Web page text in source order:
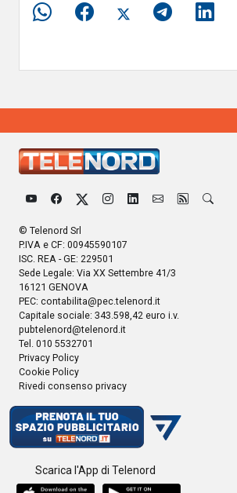
© Telenord Srl
P.IVA e CF: 00945590107
ISC. REA - GE: 229501
Sede Legale: Via XX Settembre 41/3
16121 GENOVA
PEC: contabilita@pec.telenord.it
Capitale sociale: 343.598,42 euro i.v.
pubtelenord@telenord.it
Tel. 010 5532701
Privacy Policy
Cookie Policy
Rivedi consenso privacy
Scarica l'App di Telenord